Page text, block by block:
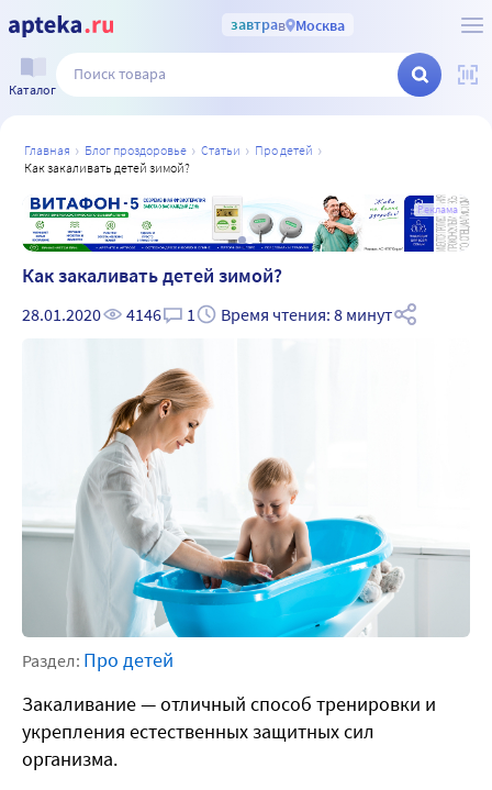
завтрав Москва
Каталог
главная блог проздоровье статьи
про детей
как закаливать детей зимой?
Реклама
Как закаливать детей зимой?
28.01.2020 4146 1 Время чтения: 8 минут
Раздел: Про детей
Закаливание — отличный способ тренировки и
укрепления естественных защитных сил
организма.